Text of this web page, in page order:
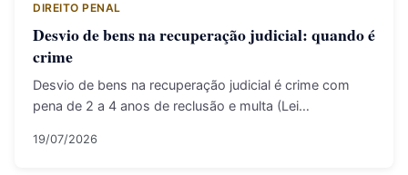
DIREITO PENAL
Desvio de bens na recuperação judicial: quando é
crime
Desvio de bens na recuperação judicial é crime com
pena de 2 a 4 anos de reclusão e multa (Lei…
19/07/2026